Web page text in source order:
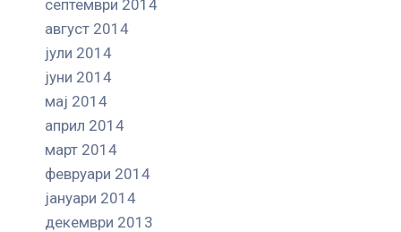
септември 2014
август 2014
јули 2014
јуни 2014
мај 2014
април 2014
март 2014
февруари 2014
јануари 2014
декември 2013